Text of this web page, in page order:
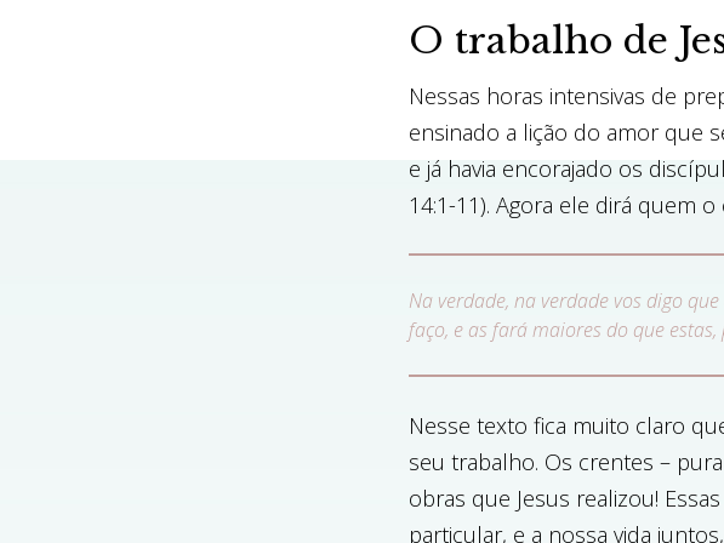
O trabalho de
Nessas horas intensivas de
ensinado a lição do amor que
e já havia encorajado os
14:1-11). Agora ele dirá quem
Na verdade, na verdade vos digo
faço, e as fará maiores do que
Nesse texto fica muito claro
seu trabalho. Os crentes –
obras que Jesus realizou!
particular, e a nossa vida